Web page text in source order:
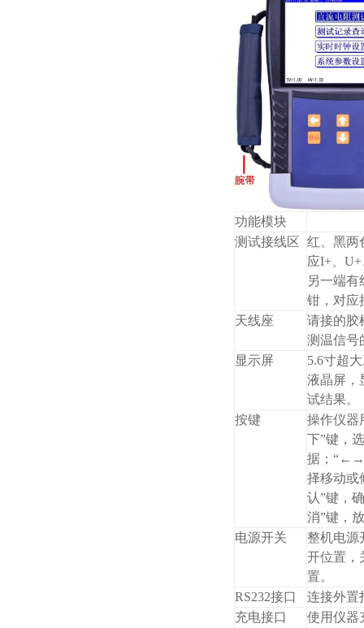
功能模块
测试接线区 红、黑两
应I+、
另一端有
钳，对应
天线座
请接的胶
测温信号
显示屏
5.6寸超
液晶屏，
试结果。
按键
操作仪器
下”键，
据；
择移动或
认”键，
消”键，
电源开关
整机电源
开位置，
置。
RS232接口
连接外置
充电接口
使用仪器